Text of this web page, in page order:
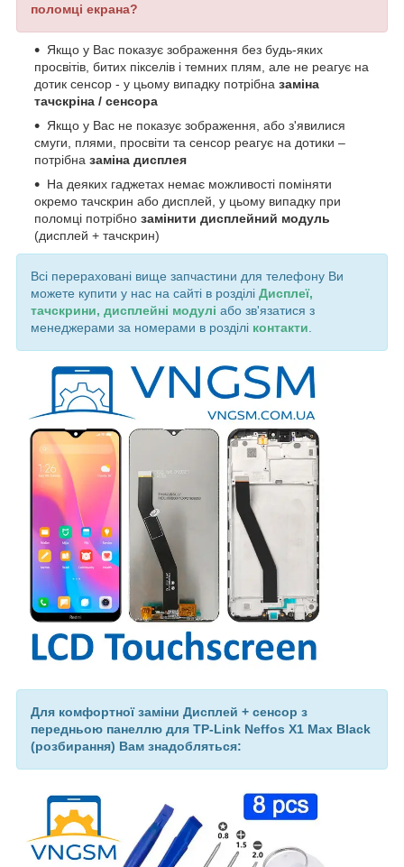
поломці екрана?
Якщо у Вас показує зображення без будь-яких
просвітів, битих пікселів і темних плям, але не реагує на
дотик сенсор - у цьому випадку потрібна заміна
тачскріна / сенсора
Якщо у Вас не показує зображення, або з'явилися
смуги, плями, просвіти та сенсор реагує на дотики –
потрібна заміна дисплея
На деяких гаджетах немає можливості поміняти
окремо тачскрин або дисплей, у цьому випадку при
поломці потрібно замінити дисплейний модуль
(дисплей + тачскрин)
Всі перераховані вище запчастини для телефону Ви
можете купити у нас на сайті в розділі Дисплеї,
тачскрини, дисплейні модулі або зв'язатися з
менеджерами за номерами в розділі контакти
Для комфортної заміни Дисплей + сенсор з
передньою панеллю для TP-Link Neffos X1 Max Black
(розбирання) Вам знадобляться: